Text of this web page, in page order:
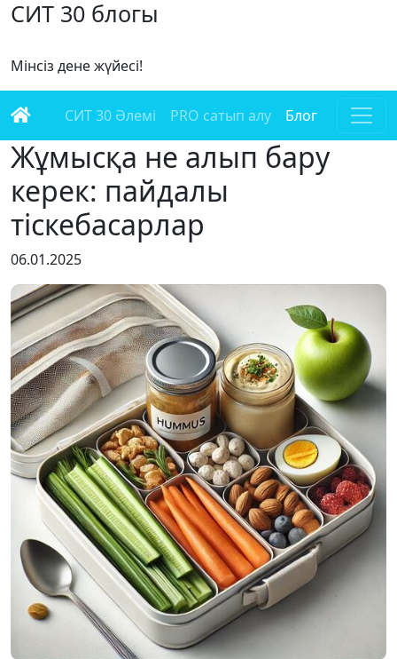
СИТ 30 блогы
Мінсіз дене жүйесі!
СИТ 30 Әлемі PRO сатып алу Блог
Жұмысқа не алып бару
керек: пайдалы
тіскебасарлар
06.01.2025